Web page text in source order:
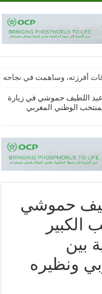
أفرزته، وساهمت في
سرقات باستعمال الكسر
اللطيف حموشي في زيارة
الوطني المغربي
حموشي
الكبير
بين
ونظيره